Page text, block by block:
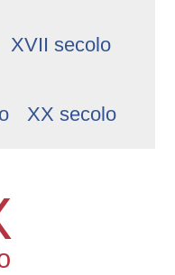
XVII secolo
XX secolo